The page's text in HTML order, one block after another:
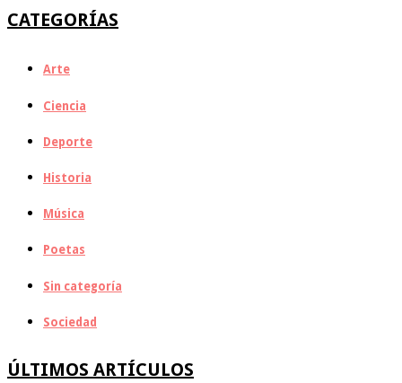
CATEGORÍAS
Arte
Ciencia
Deporte
Historia
Música
Poetas
Sin categoría
Sociedad
ÚLTIMOS ARTÍCULOS